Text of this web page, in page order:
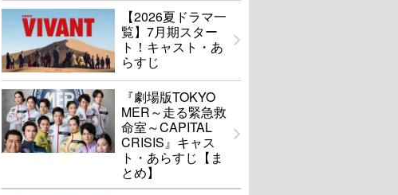
【2026夏ドラマ一
覧】7月期スター
ト！キャスト・あ
らすじ
『劇場版TOKYO
MER～走る緊急救
命室～CAPITAL
CRISIS』キャス
ト・あらすじ【ま
とめ】